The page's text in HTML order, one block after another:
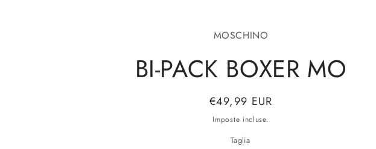
MOSCHINO
BI-PACK BOXER MO
Prezzo
di
listino
€49,99 EUR
Imposte incluse.
Taglia